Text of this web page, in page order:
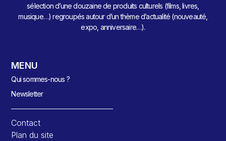
sélection d’une douzaine de produits culturels (films, livres,
musique…) regroupés autour d’un thème d’actualité (nouveauté,
expo, anniversaire…).
MENU
Qui sommes-nous ?
Newsletter
Contact
Plan du site